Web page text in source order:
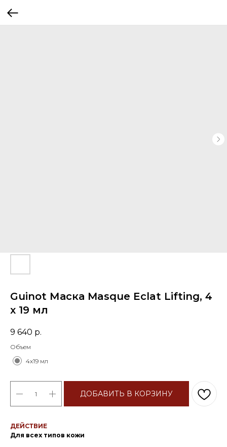
Guinot Маска Masque Eclat Lifting, 4
x 19 мл
9 640 р.
Объем
4x19 мл
ДОБАВИТЬ В КОРЗИНУ
ДЕЙСТВИЕ
Для всех типов кожи